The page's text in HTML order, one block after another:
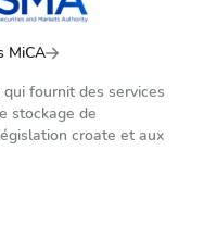
MiCA
fournit des services
stockage de
croate et aux